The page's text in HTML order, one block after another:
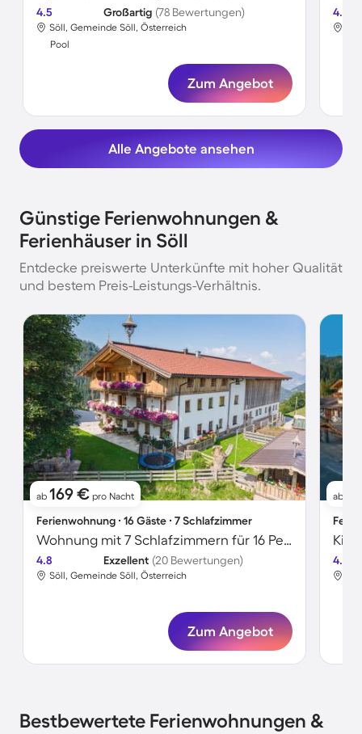
4.5 Großartig (78 Bewertungen)
Söll, Gemeinde Söll, Österreich
Pool
Zum Angebot
4.7
Alle Angebote ansehen
Günstige Ferienwohnungen &
Ferienhäuser in Söll
Entdecke preiswerte Unterkünfte mit hoher Qualität
und bestem Preis-Leistungs-Verhältnis.
ab 169 € pro Nacht
Ferienwohnung ∙ 16 Gäste ∙ 7 Schlafzimmer
Wohnung mit 7 Schlafzimmern für 16 Personen
4.8 Exzellent (20 Bewertungen)
Söll, Gemeinde Söll, Österreich
Zum Angebot
ab
4.7
Bestbewertete Ferienwohnungen &